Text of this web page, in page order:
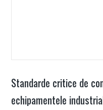
Standarde critice de
echipamentele